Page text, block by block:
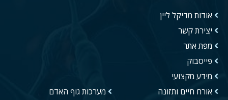
אודות מדיקל ליין
יצירת קשר
מפת אתר
פייסבוק
מידע מקצועי
אורח חיים ותזונה
מערכות גוף האדם